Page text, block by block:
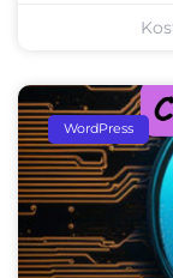
WordPress